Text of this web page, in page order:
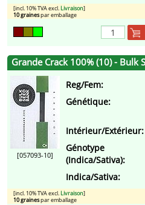
[incl. 10% TVA excl. Livraison]
10 grainespar emballage
Grande Crack 100% (10) - Bulk
[057093-10]
Reg/Fem:
Génétique:
Intérieur/Extérieur:
Génotype
(Indica/Sativa):
Indica/Sativa:
[incl. 10% TVA excl. Livraison]
10 grainespar emballage